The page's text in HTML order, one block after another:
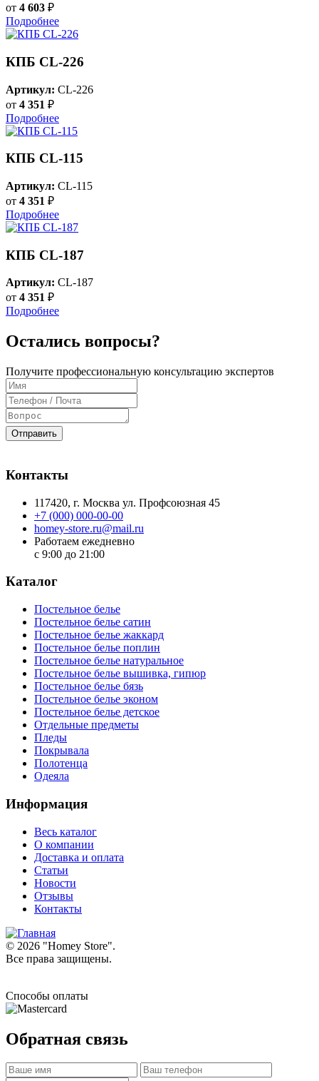
от 4 603 ₽
Подробнее
КПБ CL-226
Артикул: CL-226
от 4 351 ₽
Подробнее
КПБ CL-115
Артикул: CL-115
от 4 351 ₽
Подробнее
КПБ CL-187
Артикул: CL-187
от 4 351 ₽
Подробнее
Остались вопросы?
Получите профессиональную консультацию экспертов
Отправить
Контакты
117420, г. Москва ул. Профсоюзная 45
+7 (000) 000-00-00
homey-store.ru@mail.ru
Работаем ежедневно
с 9:00 до 21:00
Каталог
Постельное белье
Постельное белье сатин
Постельное белье жаккард
Постельное белье поплин
Постельное белье натуральное
Постельное белье вышивка, гипюр
Постельное белье бязь
Постельное белье эконом
Постельное белье детское
Отдельные предметы
Пледы
Покрывала
Полотенца
Одеяла
Информация
Весь каталог
О компании
Доставка и оплата
Статьи
Новости
Отзывы
Контакты
© 2026 "Homey Store".
Все права защищены.
Способы оплаты
Обратная связь